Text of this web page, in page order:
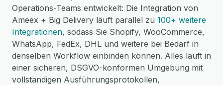
Operations-Teams entwickelt: Die Integration von
Ameex + Big Delivery läuft parallel zu 100+ weitere
Integrationen, sodass Sie Shopify, WooCommerce,
WhatsApp, FedEx, DHL und weitere bei Bedarf in
denselben Workflow einbinden können. Alles läuft in
einer sicheren, DSGVO-konformen Umgebung mit
vollständigen Ausführungsprotokollen,